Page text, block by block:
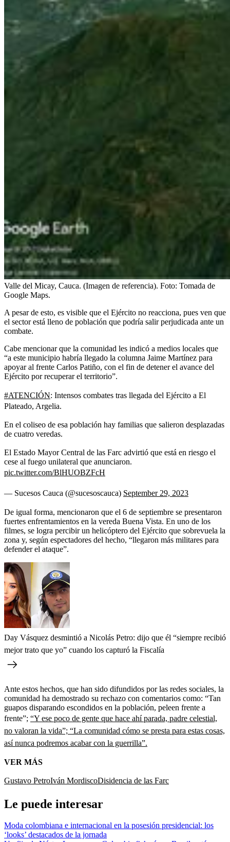
Valle del Micay, Cauca. (Imagen de referencia). Foto: Tomada de
Google Maps.
A pesar de esto, es visible que el Ejército no reacciona, pues ven que
el sector está lleno de población que podría salir perjudicada ante un
combate.
Cabe mencionar que la comunidad les indicó a medios locales que
“a este municipio habría llegado la columna Jaime Martínez para
apoyar al frente Carlos Patiño, con el fin de detener el avance del
Ejército por recuperar el territorio”.
#ATENCIÓN: Intensos combates tras llegada del Ejército a El
Plateado, Argelia.
En el coliseo de esa población hay familias que salieron desplazadas
de cuatro veredas.
El Estado Mayor Central de las Farc advirtió que está en riesgo el
cese al fuego unilateral que anunciaron.
pic.twitter.com/BlHUOBZFcH
— Sucesos Cauca (@sucesoscauca) September 29, 2023
De igual forma, mencionaron que el 6 de septiembre se presentaron
fuertes enfrentamientos en la vereda Buena Vista. En uno de los
filmes, se logra percibir un helicóptero del Ejército que sobrevuela la
zona y, según espectadores del hecho, “llegaron más militares para
defender el ataque”.
Day Vásquez desmintió a Nicolás Petro: dijo que él “siempre recibió
mejor trato que yo” cuando los capturó la Fiscalía
Ante estos hechos, que han sido difundidos por las redes sociales, la
comunidad ha demostrado su rechazo con comentarios como: “Tan
guapos disparando escondidos en la población, peleen frente a
frente”; “Y ese poco de gente que hace ahí parada, padre celestial,
no valoran la vida”; “La comunidad cómo se presta para estas cosas,
así nunca podremos acabar con la guerrilla”.
VER MÁS
Gustavo PetroIván MordiscoDisidencia de las Farc
Le puede interesar
Moda colombiana e internacional en la posesión presidencial: los
‘looks’ destacados de la jornada